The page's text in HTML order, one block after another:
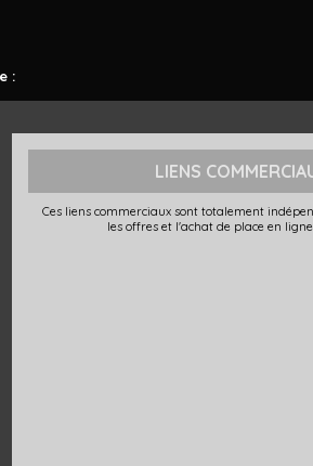
:
LIENS
Ces liens commerciaux sont totalement
les offres et l'achat de place en